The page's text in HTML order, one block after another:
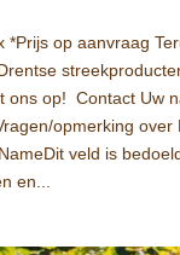
*Prijs op aanvraag
ons op! Contact Uw
opmerking over
veld is
en...